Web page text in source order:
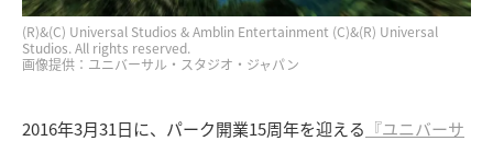
(R)&(C) Universal Studios & Amblin Entertainment (C)&(R) Universal
Studios. All rights reserved.
画像提供：ユニバーサル・スタジオ・ジャパン
2016年3月31日に、パーク開業15周年を迎える 『ユニバーサ